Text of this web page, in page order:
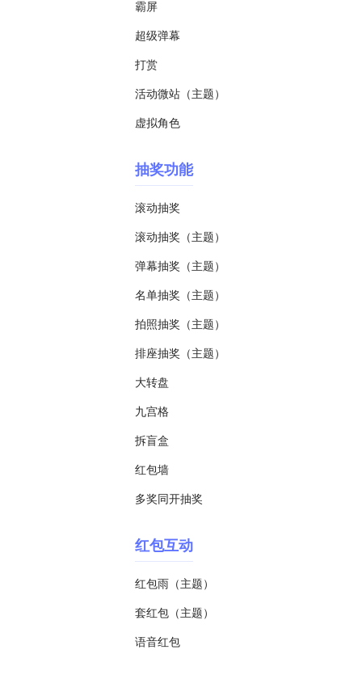
霸屏
超级弹幕
打赏
活动微站（主题）
虚拟角色
抽奖功能
滚动抽奖
滚动抽奖（主题）
弹幕抽奖（主题）
名单抽奖（主题）
拍照抽奖（主题）
排座抽奖（主题）
大转盘
九宫格
拆盲盒
红包墙
多奖同开抽奖
红包互动
红包雨（主题）
套红包（主题）
语音红包